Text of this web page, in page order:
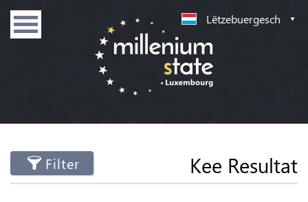
Lëtzebuergesch
Filter Kee Resultat